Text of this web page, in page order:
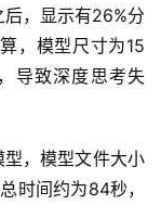
，显示有26%分
，模型尺寸为15
导致深度思考失
，模型文件大小
时间约为84秒，